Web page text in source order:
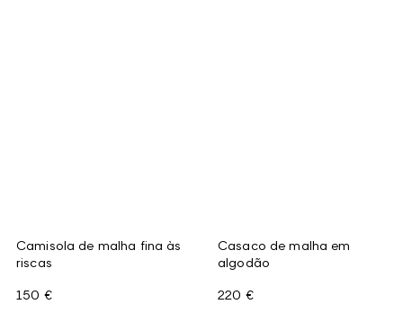
Camisola de malha fina às
riscas
150 €
Casaco de malha em
algodão
220 €